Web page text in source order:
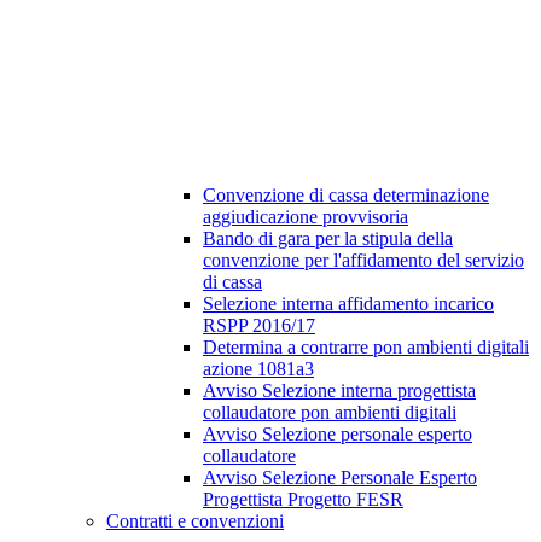
Convenzione di cassa determinazione
aggiudicazione provvisoria
Bando di gara per la stipula della
convenzione per l'affidamento del servizio
di cassa
Selezione interna affidamento incarico
RSPP 2016/17
Determina a contrarre pon ambienti digitali
azione 1081a3
Avviso Selezione interna progettista
collaudatore pon ambienti digitali
Avviso Selezione personale esperto
collaudatore
Avviso Selezione Personale Esperto
Progettista Progetto FESR
Contratti e convenzioni